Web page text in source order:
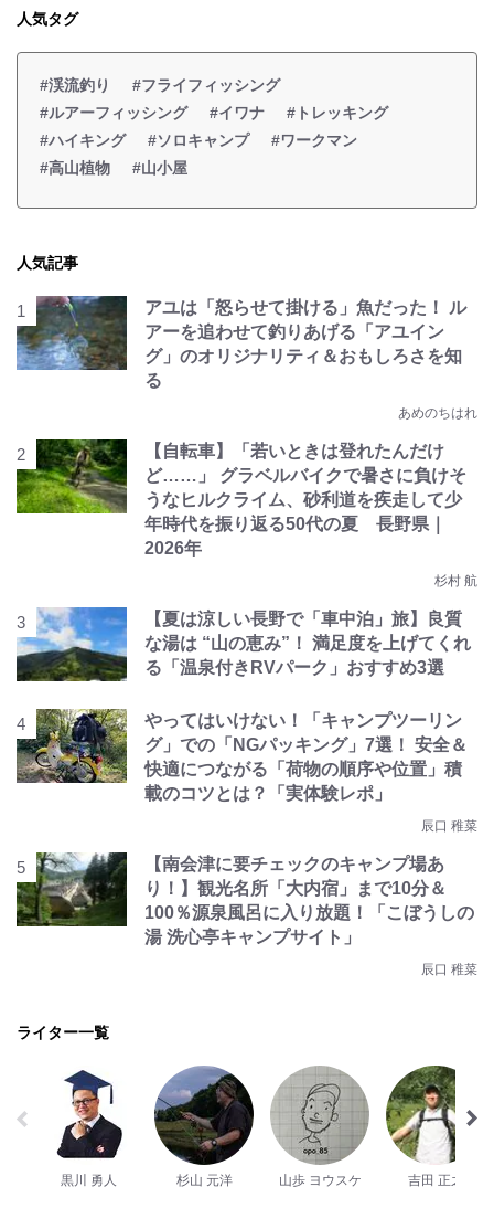
人気タグ
#渓流釣り
#フライフィッシング
#ルアーフィッシング
#イワナ
#トレッキング
#ハイキング
#ソロキャンプ
#ワークマン
#高山植物
#山小屋
人気記事
アユは「怒らせて掛ける」魚だった！ ル
アーを追わせて釣りあげる「アユイン
グ」のオリジナリティ＆おもしろさを知
る
あめのちはれ
【自転車】「若いときは登れたんだけ
ど……」 グラベルバイクで暑さに負けそ
うなヒルクライム、砂利道を疾走して少
年時代を振り返る50代の夏 長野県｜
2026年
杉村 航
【夏は涼しい長野で「車中泊」旅】良質
な湯は “山の恵み”！ 満足度を上げてくれ
る「温泉付きRVパーク」おすすめ3選
やってはいけない！「キャンプツーリン
グ」での「NGパッキング」7選！ 安全＆
快適につながる「荷物の順序や位置」積
載のコツとは？「実体験レポ」
辰口 稚菜
【南会津に要チェックのキャンプ場あ
り！】観光名所「大内宿」まで10分＆
100％源泉風呂に入り放題！「こぼうしの
湯 洗心亭キャンプサイト」
辰口 稚菜
ライター一覧
黒川 勇人 杉山 元洋 山歩 ヨウスケ 吉田 正之